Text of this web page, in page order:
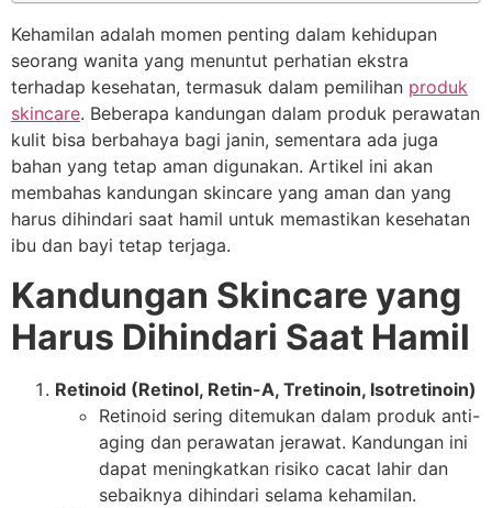
Kehamilan adalah momen penting dalam kehidupan
seorang wanita yang menuntut perhatian ekstra
terhadap kesehatan, termasuk dalam pemilihan produk
skincare. Beberapa kandungan dalam produk perawatan
kulit bisa berbahaya bagi janin, sementara ada juga
bahan yang tetap aman digunakan. Artikel ini akan
membahas kandungan skincare yang aman dan yang
harus dihindari saat hamil untuk memastikan kesehatan
ibu dan bayi tetap terjaga.
Kandungan Skincare yang
Harus Dihindari Saat Hamil
Retinoid (Retinol, Retin-A, Tretinoin, Isotretinoin)
Retinoid sering ditemukan dalam produk anti-
aging dan perawatan jerawat. Kandungan ini
dapat meningkatkan risiko cacat lahir dan
sebaiknya dihindari selama kehamilan.